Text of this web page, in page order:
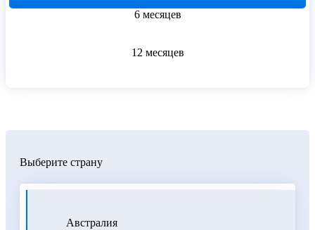
6 месяцев
12 месяцев
Выберите страну
Австралия